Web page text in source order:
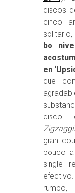
discos
cinco
bo
en
que
disco
gran
pouco
single
efectivo.